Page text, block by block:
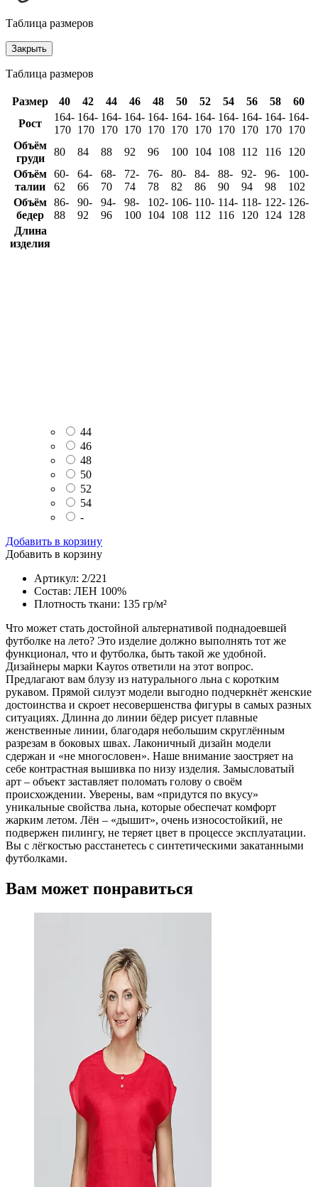
Таблица размеров
Закрыть
Таблица размеров
Размер 40 42 44 46 48 50 52 54 56 58
60
Рост
164-
170
164-
170
164-
170
164-
170
164-
170
164-
170
164-
170
164-
170
164-
170
164-
170
164-
170
Объём
груди
80 84 88 92 96 100 104 108 112 116
120
Объём
талии
60-
62
64-
66
68-
70
72-
74
76-
78
80-
82
84-
86
88-
90
92-
94
96-
98
100-
102
Объём
бедер
86-
88
90-
92
94-
96
98-
100
102-
104
106-
108
110-
112
114-
116
118-
120
122-
124
126-
128
Длина
изделия
44
46
48
50
52
54
-
Добавить в корзину
Добавить в корзину
Артикул: 2/221
Состав: ЛЕН 100%
Плотность ткани: 135 гр/м²
Что может стать достойной альтернативой поднадоевшей
футболке на лето? Это изделие должно выполнять тот же
функционал, что и футболка, быть такой же удобной.
Дизайнеры марки Kayros ответили на этот вопрос.
Предлагают вам блузу из натурального льна с коротким
рукавом. Прямой силуэт модели выгодно подчеркнёт женские
достоинства и скроет несовершенства фигуры в самых разных
ситуациях. Длинна до линии бёдер рисует плавные
женственные линии, благодаря небольшим скруглённым
разрезам в боковых швах. Лаконичный дизайн модели
сдержан и «не многословен». Наше внимание заостряет на
себе контрастная вышивка по низу изделия. Замысловатый
арт – объект заставляет поломать голову о своём
происхождении. Уверены, вам «придутся по вкусу»
уникальные свойства льна, которые обеспечат комфорт
жарким летом. Лён – «дышит», очень износостойкий, не
подвержен пилингу, не теряет цвет в процессе эксплуатации.
Вы с лёгкостью расстанетесь с синтетическими закатанными
футболками.
Вам может понравиться